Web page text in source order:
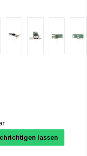
lassen